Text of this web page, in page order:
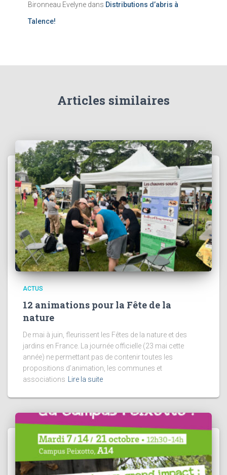
Bironneau Evelyne dans Distributions d’abris à
Talence!
Articles similaires
ACTUS
12 animations pour la Fête de la
nature
De mai à juin, fleurissent les Fêtes de la nature et des
jardins en France. La journée officielle (23 mai cette
année) ne permettant pas de contenir toutes les
propositions d’animation, les communes et
associations
Lire la suite